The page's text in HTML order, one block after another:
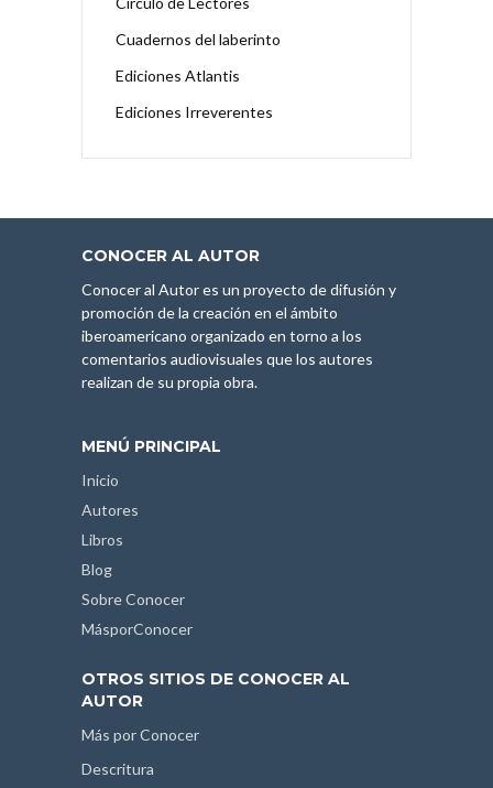
Cuadernos del laberinto
Ediciones Atlantis
Ediciones Irreverentes
CONOCER AL AUTOR
Conocer al Autor es un proyecto de difusión y
promoción de la creación en el ámbito
iberoamericano organizado en torno a los
comentarios audiovisuales que los autores
realizan de su propia obra.
MENÚ PRINCIPAL
Inicio
Autores
Libros
Blog
Sobre Conocer
MásporConocer
OTROS SITIOS DE CONOCER AL
AUTOR
Más por Conocer
Descritura